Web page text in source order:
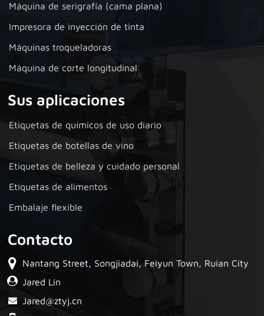
Máquina de serigrafía (cama plana)
Impresora de inyección de tinta
Máquinas troqueladoras
Máquina de corte longitudinal
Sus aplicaciones
Etiquetas de químicos de uso diario
Etiquetas de botellas de vino
Etiquetas de belleza y cuidado personal
Etiquetas de alimentos
Embalaje flexible
Contacto
Nantang Street, Songjiadai, Feiyun Town, Ruian City
Jared Lin
Jared@ztyj.cn